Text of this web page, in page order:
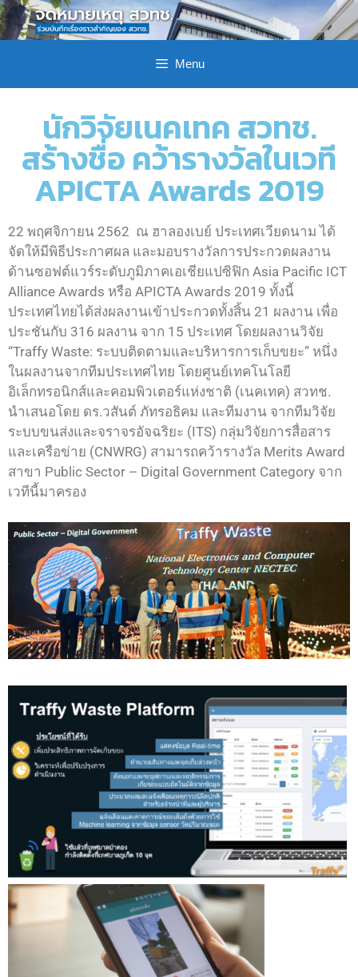
Menu
นักวิจัยเนคเทค สวทช.
สร้างชื่อ คว้ารางวัลในเวที
APICTA Awards 2019
22 พฤศจิกายน 2562 ณ ฮาลองเบย์ ประเทศเวียดนาม ได้
จัดให้มีพิธีประกาศผล และมอบรางวัลการประกวดผลงาน
ด้านซอฟต์แวร์ระดับภูมิภาคเอเชียแปซิฟิก Asia Pacific ICT
Alliance Awards หรือ APICTA Awards 2019 ทั้งนี้
ประเทศไทยได้ส่งผลงานเข้าประกวดทั้งสิ้น 21 ผลงาน เพื่อ
ประชันกับ 316 ผลงาน จาก 15 ประเทศ โดยผลงานวิจัย
“Traffy Waste: ระบบติดตามและบริหารการเก็บขยะ” หนึ่ง
ในผลงานจากทีมประเทศไทย โดยศูนย์เทคโนโลยี
อิเล็กทรอนิกส์และคอมพิวเตอร์แห่งชาติ (เนคเทค) สวทช.
นำเสนอโดย ดร.วสันต์ ภัทรอธิคม และทีมงาน จากทีมวิจัย
ระบบขนส่งและจราจรอัจฉริยะ (ITS) กลุ่มวิจัยการสื่อสาร
และเครือข่าย (CNWRG) สามารถคว้ารางวัล Merits Award
สาขา Public Sector – Digital Government Category จาก
เวทีนี้มาครอง